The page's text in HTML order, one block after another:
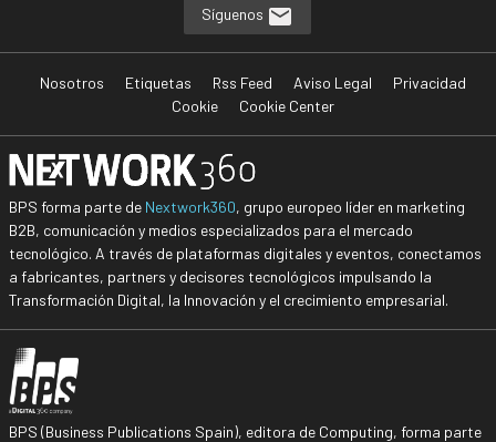
Síguenos
Nosotros Etiquetas Rss Feed Aviso Legal
Privacidad
Cookie
Cookie Center
BPS forma parte de Nextwork360, grupo europeo líder en marketing
B2B, comunicación y medios especializados para el mercado
tecnológico. A través de plataformas digitales y eventos, conectamos
a fabricantes, partners y decisores tecnológicos impulsando la
Transformación Digital, la Innovación y el crecimiento empresarial.
BPS (Business Publications Spain), editora de Computing, forma parte